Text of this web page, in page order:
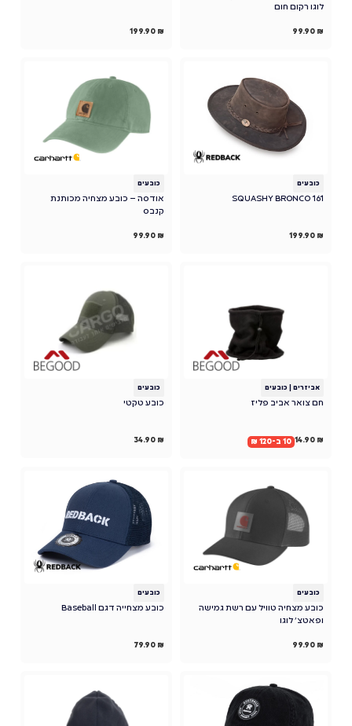
לוגו רקום חום
99.90 ₪
199.90 ₪
כובעים
SQUASHY BRONCO 161
199.90 ₪
כובעים
אודסה – כובע מצחיה מכותנת
קנבס
99.90 ₪
אביזרים כובעים
חם צואר אביב פליז
14.90 ₪ 10 ב-120 ₪
כובעים
כובע טקטי
34.90 ₪
כובעים
כובע מצחיה טוויל עם רשת גמישה
ופאטצ' לוגו
99.90 ₪
כובעים
כובע מצחייה דגם Baseball
79.90 ₪